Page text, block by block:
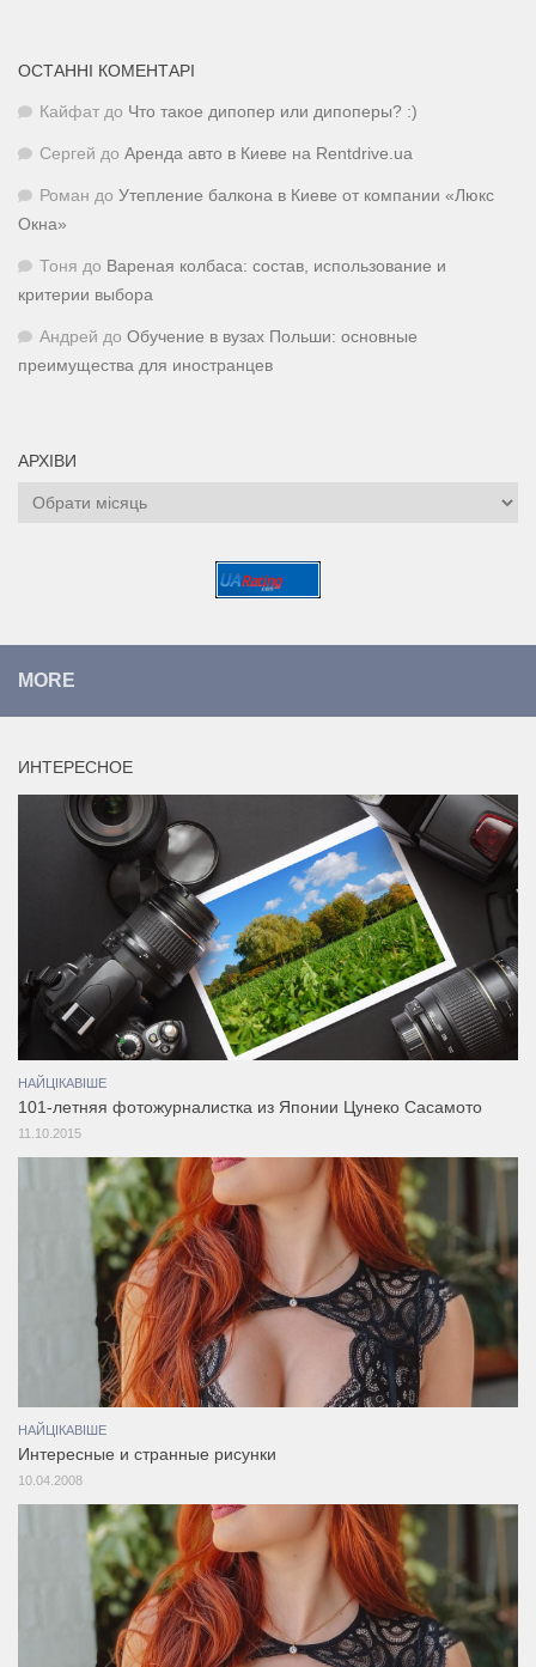
ОСТАННІ КОМЕНТАРІ
Кайфат до Что такое дипопер или дипоперы? :)
Сергей до Аренда авто в Киеве на Rentdrive.ua
Роман до Утепление балкона в Киеве от компании «Люкс
Окна»
Тоня до Вареная колбаса: состав, использование и
критерии выбора
Андрей до Обучение в вузах Польши: основные
преимущества для иностранцев
АРХІВИ
Архіви
MORE
ИНТЕРЕСНОЕ
НАЙЦІКАВІШЕ
101-летняя фотожурналистка из Японии Цунеко Сасамото
11.10.2015
НАЙЦІКАВІШЕ
Интересные и странные рисунки
10.04.2008